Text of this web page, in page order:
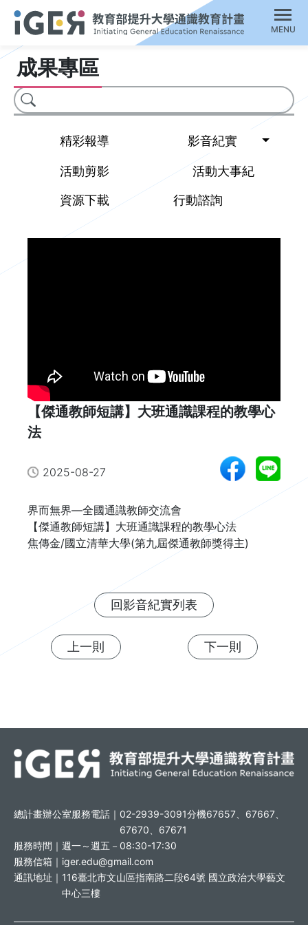
MENU
成果專區
搜尋
精彩報導 影音紀實
活動剪影
活動大事紀
資源下載
行動諮詢
【傑通教師短講】大班通識課程的教學心
法
2025-08-27
界而無界—全國通識教師交流會
【傑通教師短講】大班通識課程的教學心法
焦傳金/國立清華大學(第九屆傑通教師獎得主)
回影音紀實列表
上一則 下一則
總計畫辦公室服務電話｜ 02-2939-3091分機67657、67667、
67670、67671
服務時間｜ 週一～週五－08:30-17:30
服務信箱｜ iger.edu@gmail.com
通訊地址｜ 116臺北市文山區指南路二段64號 國立政治大學藝文
中心三樓